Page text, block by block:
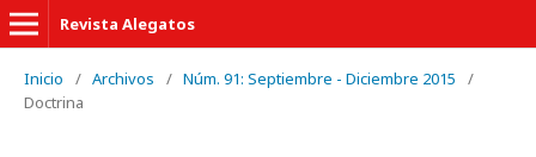
Revista Alegatos
Inicio / Archivos / Núm. 91: Septiembre - Diciembre 2015
/
Doctrina